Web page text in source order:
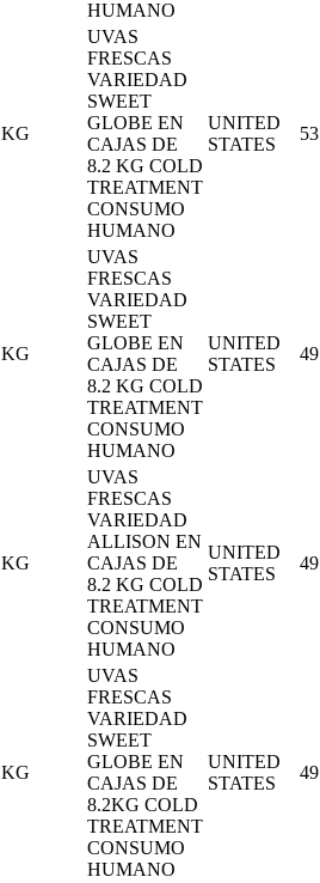
HUMANO
KG
UVAS
FRESCAS
VARIEDAD
SWEET
GLOBE EN
CAJAS DE
8.2 KG COLD
TREATMENT
CONSUMO
HUMANO
UNITED
STATES
KG
UVAS
FRESCAS
VARIEDAD
SWEET
GLOBE EN
CAJAS DE
8.2 KG COLD
TREATMENT
CONSUMO
HUMANO
UNITED
STATES
KG
UVAS
FRESCAS
VARIEDAD
ALLISON EN
CAJAS DE
8.2 KG COLD
TREATMENT
CONSUMO
HUMANO
UNITED
STATES
KG
UVAS
FRESCAS
VARIEDAD
SWEET
GLOBE EN
CAJAS DE
8.2KG COLD
TREATMENT
CONSUMO
HUMANO
UNITED
STATES